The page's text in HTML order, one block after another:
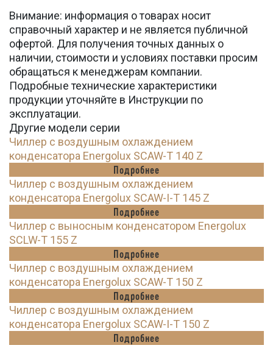
Внимание: информация о товарах носит
справочный характер и не является публичной
офертой. Для получения точных данных о
наличии, стоимости и условиях поставки просим
обращаться к менеджерам компании.
Подробные технические характеристики
продукции уточняйте в Инструкции по
эксплуатации.
Другие модели серии
Чиллер с воздушным охлаждением
конденсатора Energolux SCAW-T 140 Z
Подробнее
Чиллер с воздушным охлаждением
конденсатора Energolux SCAW-I-T 145 Z
Подробнее
Чиллер с выносным конденсатором Energolux
SCLW-T 155 Z
Подробнее
Чиллер с воздушным охлаждением
конденсатора Energolux SCAW-T 150 Z
Подробнее
Чиллер с воздушным охлаждением
конденсатора Energolux SCAW-I-T 150 Z
Подробнее